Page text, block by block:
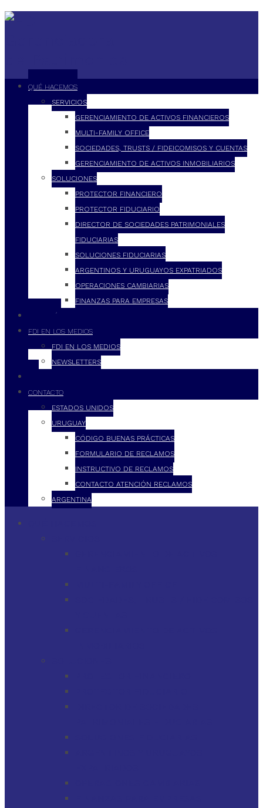
QUÉ HACEMOS
SERVICIOS
GERENCIAMIENTO DE ACTIVOS FINANCIEROS
MULTI-FAMILY OFFICE
SOCIEDADES, TRUSTS / FIDEICOMISOS Y CUENTAS
GERENCIAMIENTO DE ACTIVOS INMOBILIARIOS
SOLUCIONES
PROTECTOR FINANCIERO
PROTECTOR FIDUCIARIO
DIRECTOR DE SOCIEDADES PATRIMONIALES
FIDUCIARIAS
SOLUCIONES FIDUCIARIAS
ARGENTINOS Y URUGUAYOS EXPATRIADOS
OPERACIONES CAMBIARIAS
FINANZAS PARA EMPRESAS
FILOSOFÍA
FDI EN LOS MEDIOS
FDI EN LOS MEDIOS
NEWSLETTERS
CONTACTO
ESTADOS UNIDOS
URUGUAY
CÓDIGO BUENAS PRÁCTICAS
FORMULARIO DE RECLAMOS
INSTRUCTIVO DE RECLAMOS
CONTACTO ATENCIÓN RECLAMOS
ARGENTINA